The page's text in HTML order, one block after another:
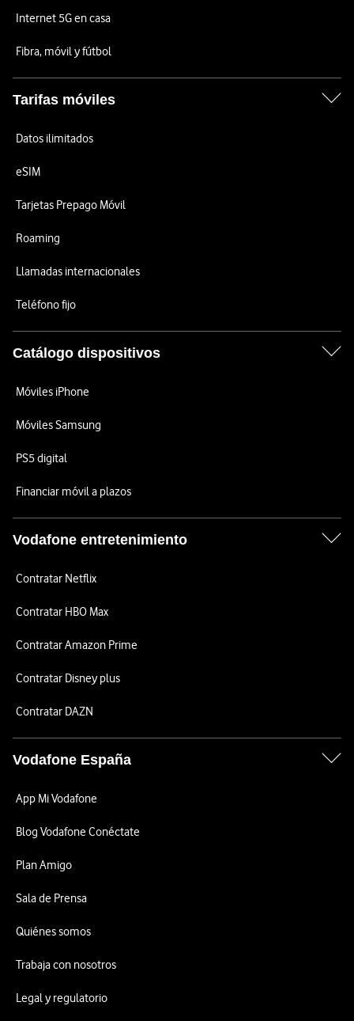
Internet 5G en casa
Fibra, móvil y fútbol
Tarifas móviles
Datos ilimitados
eSIM
Tarjetas Prepago Móvil
Roaming
Llamadas internacionales
Teléfono fijo
Catálogo dispositivos
Móviles iPhone
Móviles Samsung
PS5 digital
Financiar móvil a plazos
Vodafone entretenimiento
Contratar Netflix
Contratar HBO Max
Contratar Amazon Prime
Contratar Disney plus
Contratar DAZN
Vodafone España
App Mi Vodafone
Blog Vodafone Conéctate
Plan Amigo
Sala de Prensa
Quiénes somos
Trabaja con nosotros
Legal y regulatorio